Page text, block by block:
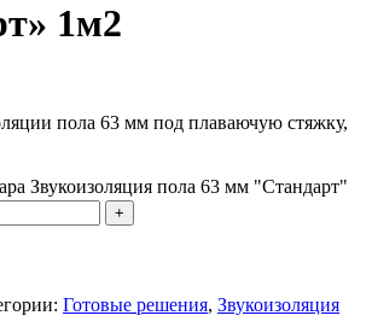
1м2
пола 63 мм под плаваючую стяжку,
Звукоизоляция пола 63 мм "Стандарт"
Готовые решения, Звукоизоляция